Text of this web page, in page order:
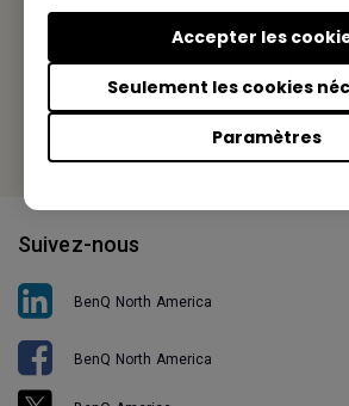
Paramètres
Seulement les cookies
Accepter les
Tel: +1-714-559-4900
Fax: +1-714-557-0200
Or find your local office
Suivez-nous
BenQ North America
BenQ North America